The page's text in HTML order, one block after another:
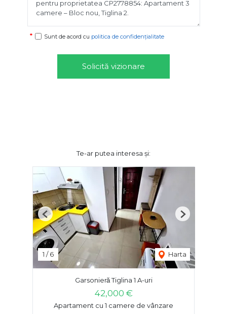
Sunt de acord cu politica de confidențialitate
Solicită vizionare
Te-ar putea interesa și:
1 /6 Harta
Previous Next
Garsonieră Tiglina 1 A-uri
42,000 €
Apartament cu 1 camere de vânzare